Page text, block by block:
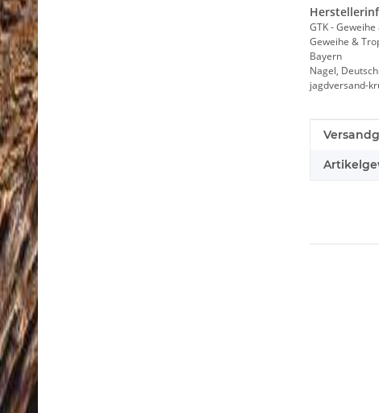
GTK -
Geweihe &
Bayern
Nagel,
jagdversand-
Wert